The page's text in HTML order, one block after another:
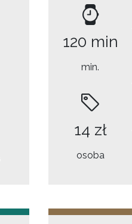
120 min
min.
14 zł
osoba